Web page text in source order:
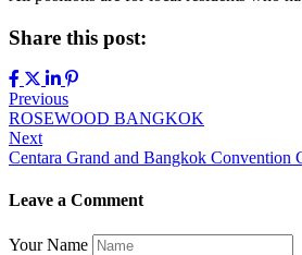
Share this post:
Previous
ROSEWOOD BANGKOK
Next
Centara Grand and Bangkok Convention
Leave a Comment
Your Name